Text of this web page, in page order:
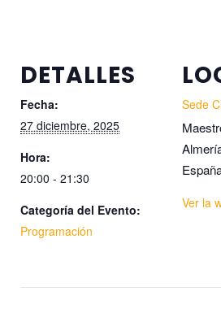
DETALLES
Fecha:
27 diciembre, 2025
Hora:
20:00 - 21:30
Categoría del Evento:
Programación
Sede
Ver la